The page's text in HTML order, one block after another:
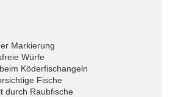
Markierung
Würfe
Köderfischangeln
Fische
durch Raubfische